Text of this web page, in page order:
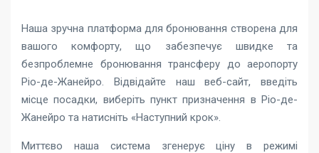
Наша зручна платформа для бронювання створена для
вашого комфорту, що забезпечує швидке та
безпроблемне бронювання трансферу до аеропорту
Ріо-де-Жанейро. Відвідайте наш веб-сайт, введіть
місце посадки, виберіть пункт призначення в Ріо-де-
Жанейро та натисніть «Наступний крок».
Миттєво наша система згенерує ціну в режимі